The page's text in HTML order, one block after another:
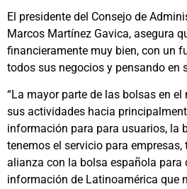
El presidente del Consejo de
Marcos Martínez Gavica, asegura
financieramente muy bien, con un
todos sus negocios y pensando en
“La mayor parte de las bolsas en
sus actividades hacia
información para para usuarios, la
tenemos el servicio para
alianza con la bolsa española para
información de Latinoamérica que